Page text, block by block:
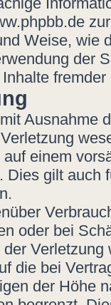
Weise, wie
der
Ausnahme
einem
Dies gilt auch
oder bei
die bei
der Höhe